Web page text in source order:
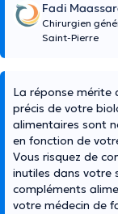
Fadi
Chirurgien
Saint-Pierre
La réponse mérite
précis de votre
alimentaires sont
en fonction de
Vous risquez de
inutiles dans votre
compléments
votre médecin de